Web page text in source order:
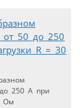
250 А при
Oм